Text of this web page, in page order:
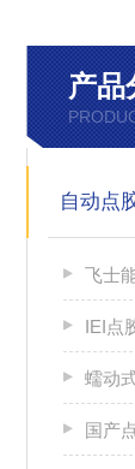
产品
自动点
飞士
IEI点
蠕动
国产